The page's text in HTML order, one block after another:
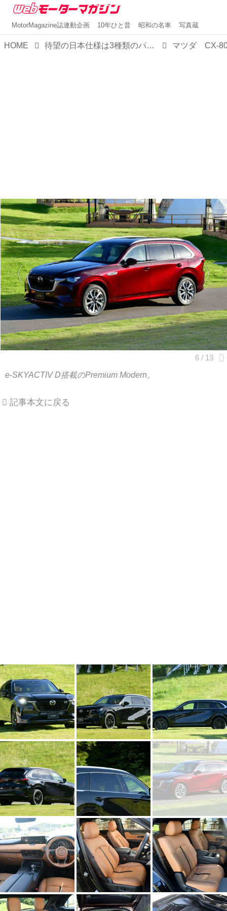
MotorMagazine誌連動企画 10年ひと昔 昭和の名車 写真蔵
HOME 待望の日本仕様は3種類のパワートレインで決定！マツダの新フラッグシップSUV「CX-80」はどこが新しい？ マツダ CX-
e-SKYACTIV D搭載のPremium Modern。
記事本文に戻る